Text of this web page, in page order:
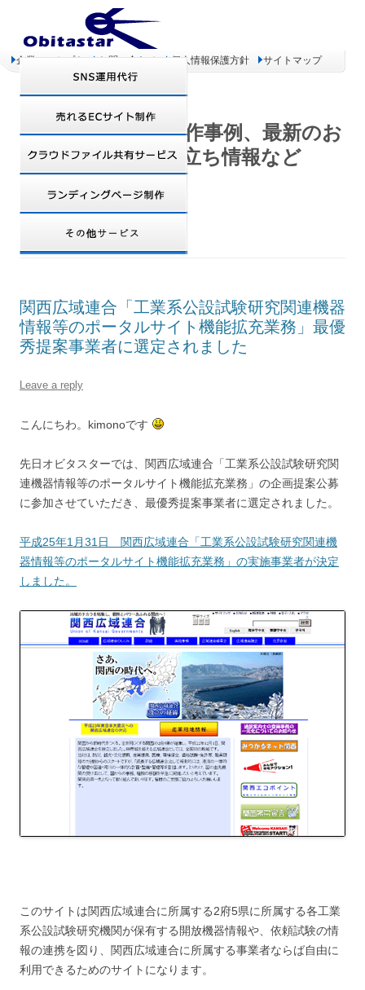
企業コンセプト お問い合わせ 個人情報保護方針 サイトマップ
オビタスター 制作事例、最新のお
得情報、お役立ち情報など
MONTHLY ARCHIVES: 2月 2013
関西広域連合「工業系公設試験研究関連機器
情報等のポータルサイト機能拡充業務」最優
秀提案事業者に選定されました
Leave a reply
こんにちわ。kimonoです
先日オビタスターでは、関西広域連合「工業系公設試験研究関
連機器情報等のポータルサイト機能拡充業務」の企画提案公募
に参加させていただき、最優秀提案事業者に選定されました。
平成25年1月31日 関西広域連合「工業系公設試験研究関連機
器情報等のポータルサイト機能拡充業務」の実施事業者が決定
しました。
このサイトは関西広域連合に所属する2府5県に所属する各工業
系公設試験研究機関が保有する開放機器情報や、依頼試験の情
報の連携を図り、関西広域連合に所属する事業者ならば自由に
利用できるためのサイトになります。